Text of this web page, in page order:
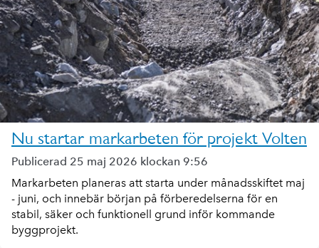
Nu startar markarbeten för projekt Volten
Publicerad 25 maj 2026 klockan 9:56
Markarbeten planeras att starta under månadsskiftet maj
- juni, och innebär början på förberedelserna för en
stabil, säker och funktionell grund inför kommande
byggprojekt.